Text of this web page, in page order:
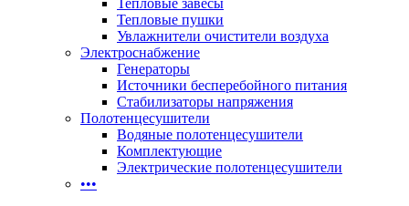
Тепловые завесы
Тепловые пушки
Увлажнители очистители воздуха
Электроснабжение
Генераторы
Источники бесперебойного питания
Стабилизаторы напряжения
Полотенцесушители
Водяные полотенцесушители
Комплектующие
Электрические полотенцесушители
•••